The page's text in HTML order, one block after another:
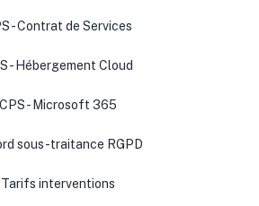
- Contrat de Services
- Hébergement Cloud
CPS - Microsoft 365
sous-traitance RGPD
Tarifs interventions